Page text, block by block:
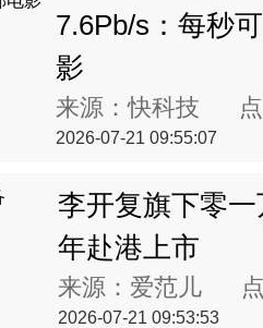
7.6Pb/s：每秒
影
来源：快科技 点
2026-07-21 09:55:07
李开复旗下零
年赴港上市
来源：爱范儿
2026-07-21 09:53:53